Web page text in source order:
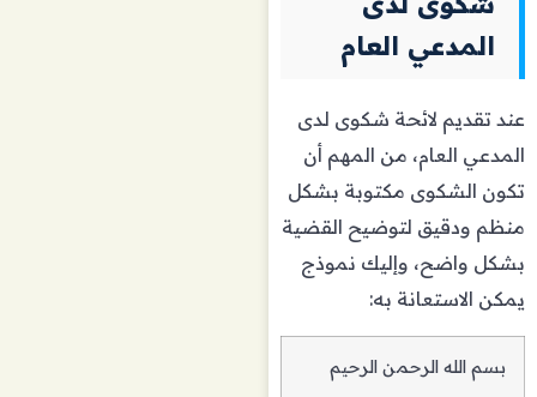
المدعي العام
عند تقديم لائحة شكوى لدى
المدعي العام، من المهم أن
تكون الشكوى مكتوبة بشكل
منظم ودقيق لتوضيح القضية
بشكل واضح، وإليك نموذج
يمكن الاستعانة به:
بسم الله الرحمن الرحيم